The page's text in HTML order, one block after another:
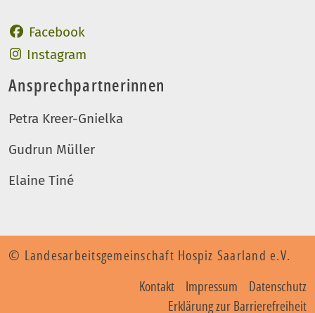
FacebookAuftritt des LAG Hospiz
Instagram
Ansprechpartnerinnen
Petra Kreer-Gnielka
Gudrun Müller
Elaine Tiné
© Landesarbeitsgemeinschaft Hospiz Saarland e.V.
Kontakt Impressum
Datenschutz
Erklärung zur Barrierefreiheit